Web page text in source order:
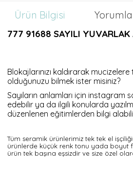
Ürün Bilgisi
777 91688 SAYILI YUVARLAK
Blokajlarınızı kaldırarak mucizelere
olduğunuzu bilmek ister misiniz?
Sayıların anlamları için instagram
edebilir ya da ilgili konularda
düzenlenen eğitimlerden bilgi
Tüm seramik ürünlerimiz tek tek el
ürünlerde küçük renk tonu yada boyut
ürün tek başına eşsizdir ve size özel